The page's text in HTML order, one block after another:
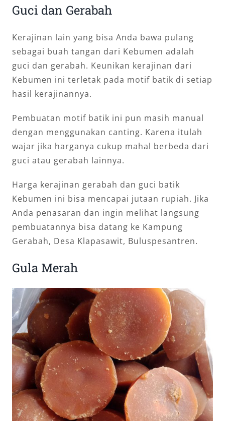
Guci dan Gerabah
Kerajinan lain yang bisa Anda bawa pulang
sebagai buah tangan dari Kebumen adalah
guci dan gerabah. Keunikan kerajinan dari
Kebumen ini terletak pada motif batik di setiap
hasil kerajinannya.
Pembuatan motif batik ini pun masih manual
dengan menggunakan canting. Karena itulah
wajar jika harganya cukup mahal berbeda dari
guci atau gerabah lainnya.
Harga kerajinan gerabah dan guci batik
Kebumen ini bisa mencapai jutaan rupiah. Jika
Anda penasaran dan ingin melihat langsung
pembuatannya bisa datang ke Kampung
Gerabah, Desa Klapasawit, Buluspesantren.
Gula Merah